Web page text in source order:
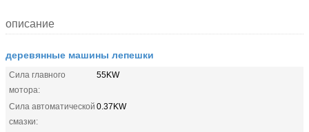
описание
деревянные машины лепешки
Сила главного
мотора:
55KW
Сила автоматической
смазки:
0.37KW